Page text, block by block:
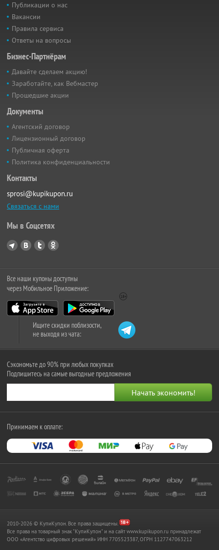
Публикации о нас
Вакансии
Правила сервиса
Ответы на вопросы
Бизнес-Партнёрам
Давайте сделаем акцию!
Заработайте, как Вебмастер
Прошедшие акции
Документы
Агентский договор
Лицензионный договор
Публичная оферта
Политика конфиденциальности
Контакты
sprosi@kupikupon.ru
Связаться с нами
Мы в Соцсетях
Все наши купоны доступны
через Мобильное Приложение:
Ищите скидки поблизости,
не выходя из чата:
Сэкономьте до 90% при любых покупках
Подпишитесь на самые выгодные предложения
Принимаем к оплате:
2010-2026 © КупиКупон. Все права защищены.
Все права на товарный знак "КупиКупон" и на сайт www.kupikupon.ru принадлежат
OOO «Агентство цифровых решений» ИНН 7705523387, ОГРН 1127747063212